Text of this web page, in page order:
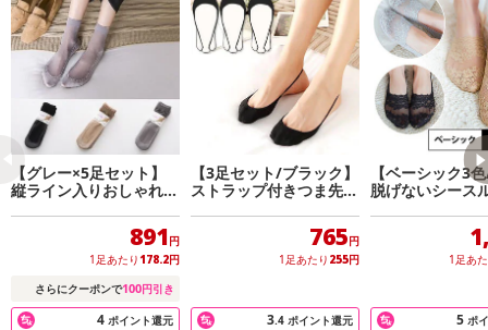
【グレー×5足セット】
縦ライン入りおしゃれな
891 円
1足あたり 178.2円
さらにクーポンで100円引き
4 ポイント還元
【3足セット/ブラック】
ストラップ付きつま先カ
765円
1足あたり 255円
3.4 ポイント還元
【ベーシック3
脱げないシース
1足あ
5 ポ